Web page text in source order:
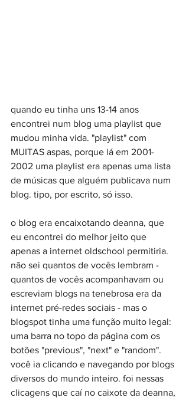
quando eu tinha uns 13-14 anos
encontrei num blog uma playlist que
mudou minha vida. "playlist" com
MUITAS aspas, porque lá em 2001-
2002 uma playlist era apenas uma lista
de músicas que alguém publicava num
blog. tipo, por escrito, só isso.
o blog era encaixotando deanna, que
eu encontrei do melhor jeito que
apenas a internet oldschool permitiria.
não sei quantos de vocês lembram -
quantos de vocês acompanhavam ou
escreviam blogs na tenebrosa era da
internet pré-redes sociais - mas o
blogspot tinha uma função muito legal:
uma barra no topo da página com os
botões "previous", "next" e "random".
você ia clicando e navegando por blogs
diversos do mundo inteiro. foi nessas
clicagens que caí no caixote da deanna,